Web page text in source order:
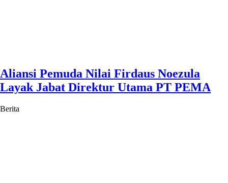
Aliansi Pemuda Nilai Firdaus Noezula
Layak Jabat Direktur Utama PT PEMA
Berita